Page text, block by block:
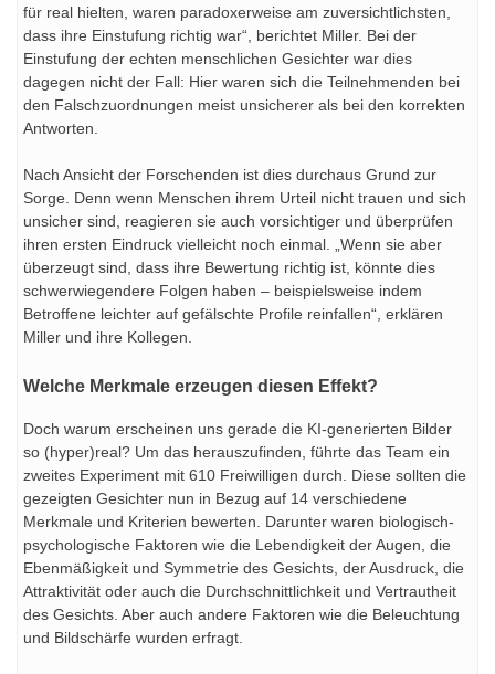
für real hielten, waren paradoxerweise am zuversichtlichsten,
dass ihre Einstufung richtig war“, berichtet Miller. Bei der
Einstufung der echten menschlichen Gesichter war dies
dagegen nicht der Fall: Hier waren sich die Teilnehmenden bei
den Falschzuordnungen meist unsicherer als bei den korrekten
Antworten.
Nach Ansicht der Forschenden ist dies durchaus Grund zur
Sorge. Denn wenn Menschen ihrem Urteil nicht trauen und sich
unsicher sind, reagieren sie auch vorsichtiger und überprüfen
ihren ersten Eindruck vielleicht noch einmal. „Wenn sie aber
überzeugt sind, dass ihre Bewertung richtig ist, könnte dies
schwerwiegendere Folgen haben – beispielsweise indem
Betroffene leichter auf gefälschte Profile reinfallen“, erklären
Miller und ihre Kollegen.
Welche Merkmale erzeugen diesen Effekt?
Doch warum erscheinen uns gerade die KI-generierten Bilder
so (hyper)real? Um das herauszufinden, führte das Team ein
zweites Experiment mit 610 Freiwilligen durch. Diese sollten die
gezeigten Gesichter nun in Bezug auf 14 verschiedene
Merkmale und Kriterien bewerten. Darunter waren biologisch-
psychologische Faktoren wie die Lebendigkeit der Augen, die
Ebenmäßigkeit und Symmetrie des Gesichts, der Ausdruck, die
Attraktivität oder auch die Durchschnittlichkeit und Vertrautheit
des Gesichts. Aber auch andere Faktoren wie die Beleuchtung
und Bildschärfe wurden erfragt.